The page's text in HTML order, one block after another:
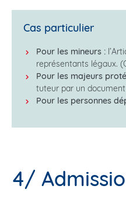
Cas particulier
Pour les mineurs :
représentants légaux.
Pour les majeurs
tuteur par un
Pour les personnes
4/